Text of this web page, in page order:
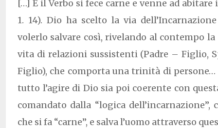
[…] E il Verbo si fece carne e venne ad abitare
1. 14). Dio ha scelto la via
volerlo salvare così, rivelando al contempo
vita di relazioni sussistenti (Padre – Figlio,
Figlio), che comporta una trinità di persone…
tutto l’agire di Dio sia poi coerente con
comandato dalla “logica
che si fa “carne”, e salva l’uomo attraverso